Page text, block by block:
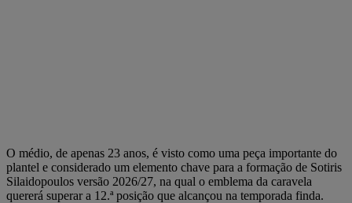
O médio, de apenas 23 anos, é visto como uma peça importante do
plantel e considerado um elemento chave para a formação de Sotiris
Silaidopoulos versão 2026/27, na qual o emblema da caravela
quererá superar a 12.ª posição que alcançou na temporada finda.